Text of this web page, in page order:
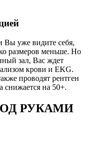
Вы уже видите себя,
размеров меньше. Но
зал, Вас ждет
крови и EKG.
проводят рентген
снижается на 50+.
РУКАМИ